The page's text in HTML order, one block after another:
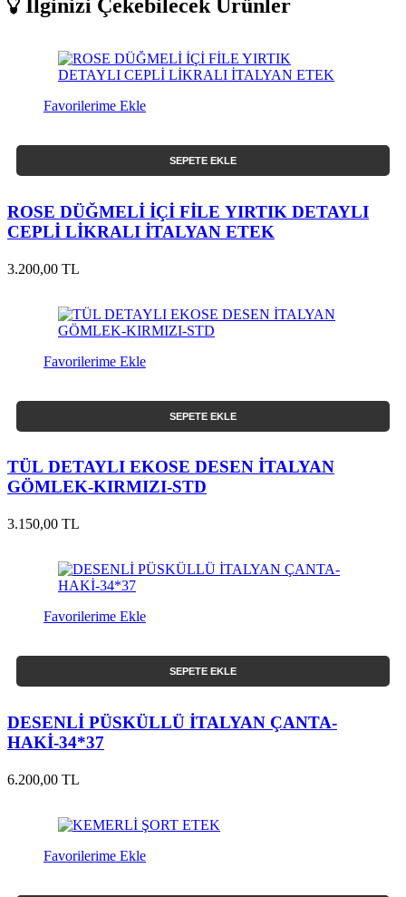
İlginizi Çekebilecek Ürünler
Favorilerime Ekle
SEPETE EKLE
ROSE DÜĞMELİ İÇİ FİLE YIRTIK DETAYLI
CEPLİ LİKRALI İTALYAN ETEK
3.200,00 TL
Favorilerime Ekle
SEPETE EKLE
TÜL DETAYLI EKOSE DESEN İTALYAN
GÖMLEK-KIRMIZI-STD
3.150,00 TL
Favorilerime Ekle
SEPETE EKLE
DESENLİ PÜSKÜLLÜ İTALYAN ÇANTA-
HAKİ-34*37
6.200,00 TL
Favorilerime Ekle